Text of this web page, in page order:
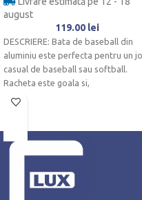
august
119.00 lei
DESCRIERE: Bata de baseball din
aluminiu este perfecta pentru un
casual de baseball sau softball.
Racheta este goala si,